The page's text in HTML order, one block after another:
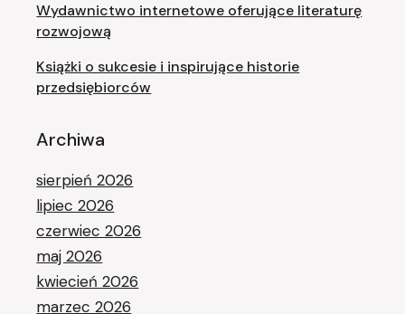
Wydawnictwo internetowe oferujące literaturę
rozwojową
Książki o sukcesie i inspirujące historie
przedsiębiorców
Archiwa
sierpień 2026
lipiec 2026
czerwiec 2026
maj 2026
kwiecień 2026
marzec 2026